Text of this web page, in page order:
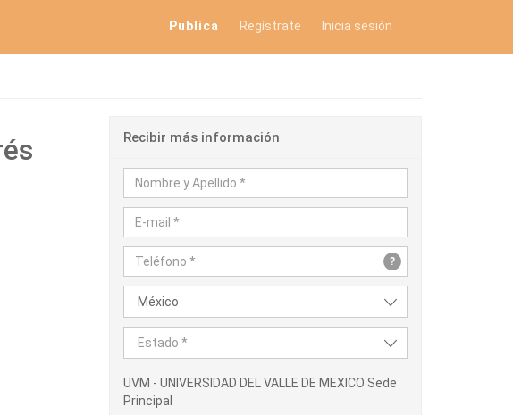
Publica Regístrate Inicia sesión
Recibir más información
?
México
Estado *
UVM - UNIVERSIDAD DEL VALLE DE MEXICO Sede
Principal